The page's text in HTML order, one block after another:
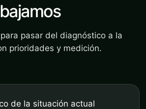
pasar del diagnóstico a la
prioridades y medición.
de la situación actual